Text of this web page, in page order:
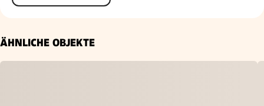
ÄHNLICHE OBJEKTE